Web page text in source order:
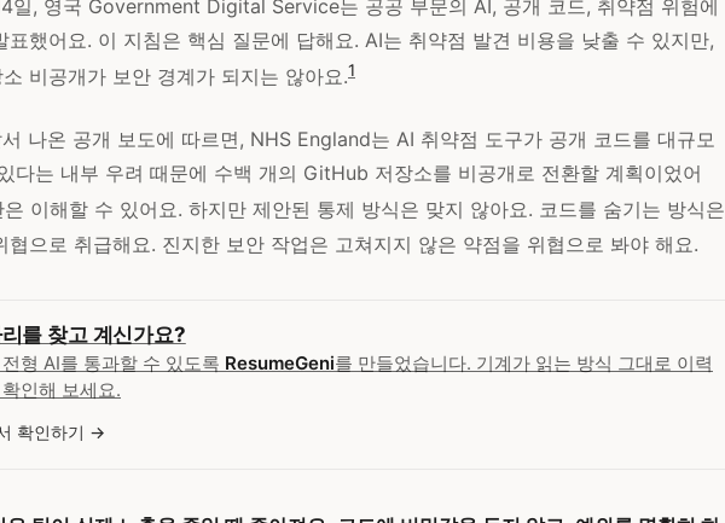
일, 영국 Government Digital Service는 공공 부문의 AI, 공개 코드, 취약점 위험에
표했어요. 이 지침은 핵심 질문에 답해요. AI는 취약점 발견 비용을 낮출 수 있지만,
비공개가 보안 경계가 되지는 않아요.1
나온 공개 보도에 따르면, NHS England는 AI 취약점 도구가 공개 코드를 대규모
다는 내부 우려 때문에 수백 개의 GitHub 저장소를 비공개로 전환할 계획이었어
은 이해할 수 있어요. 하지만 제안된 통제 방식은 맞지 않아요. 코드를 숨기는 방식은
협으로 취급해요. 진지한 보안 작업은 고쳐지지 않은 약점을 위협으로 봐야 해요.
를 찾고 계신가요?
형 AI를 통과할 수 있도록 ResumeGeni를 만들었습니다. 기계가 읽는 방식 그대로 이력
인해 보세요.
확인하기